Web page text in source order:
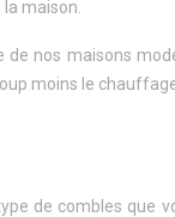
maison.
de nos maisons
moins le
de combles que